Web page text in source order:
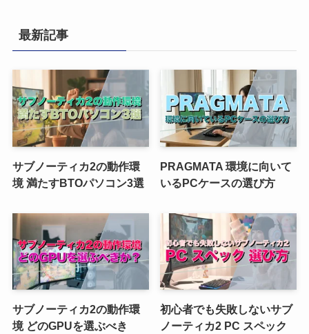
最新記事
サブノーティカ2の動作環
境 満たすBTOパソコン3選
PRAGMATA 環境に向いて
いるPCケースの選び方
サブノーティカ2の動作環
境 どのGPUを選ぶべき
初心者でも失敗しないサブ
ノーティカ2 PC スペック